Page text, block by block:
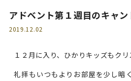
アドベント第１週目のキャン
2019.12.02
１２月に入り、ひかりキッズもク
礼拝もいつもよりお部屋を少し暗